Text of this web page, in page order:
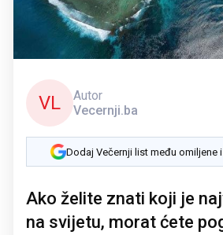
VL
Autor
Vecernji.ba
Dodaj Večernji list među omiljene
Ako želite znati koji je
na svijetu, morat ćete